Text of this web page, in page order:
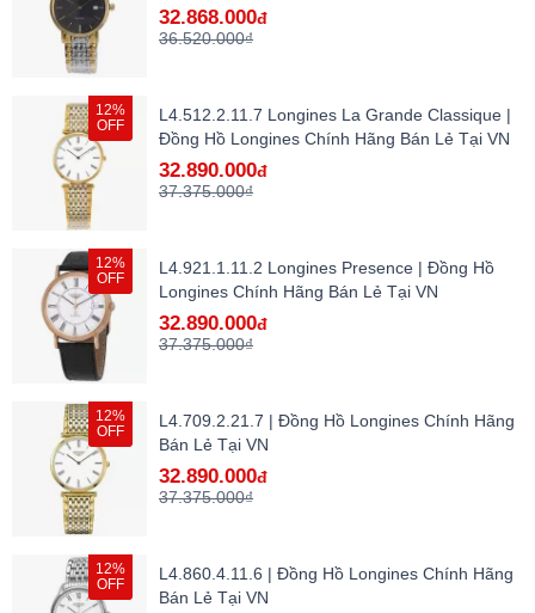
32.868.000đ
36.520.000₫
12%
OFF
L4.512.2.11.7 Longines La Grande Classique |
Đồng Hồ Longines Chính Hãng Bán Lẻ Tại VN
32.890.000đ
37.375.000₫
12%
OFF
L4.921.1.11.2 Longines Presence | Đồng Hồ
Longines Chính Hãng Bán Lẻ Tại VN
32.890.000đ
37.375.000₫
12%
OFF
L4.709.2.21.7 | Đồng Hồ Longines Chính Hãng
Bán Lẻ Tại VN
32.890.000đ
37.375.000₫
12%
OFF
L4.860.4.11.6 | Đồng Hồ Longines Chính Hãng
Bán Lẻ Tại VN